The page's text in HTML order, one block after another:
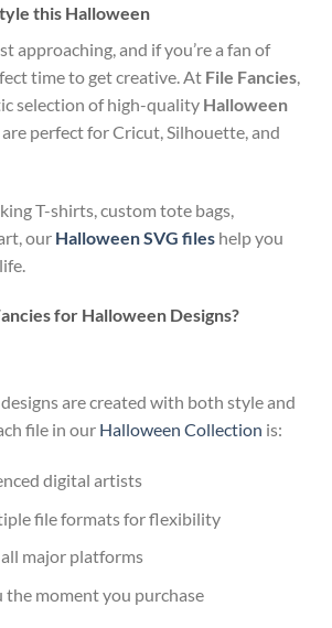
this Halloween
approaching, and if you’re a fan of
time to get creative. At File Fancies
selection of high-quality Halloween
perfect for Cricut, Silhouette, and
T-shirts, custom tote bags,
our Halloween SVG files help you
for Halloween Designs?
are created with both style and
file in our Halloween Collection is:
digital artists
file formats for flexibility
major platforms
the moment you purchase